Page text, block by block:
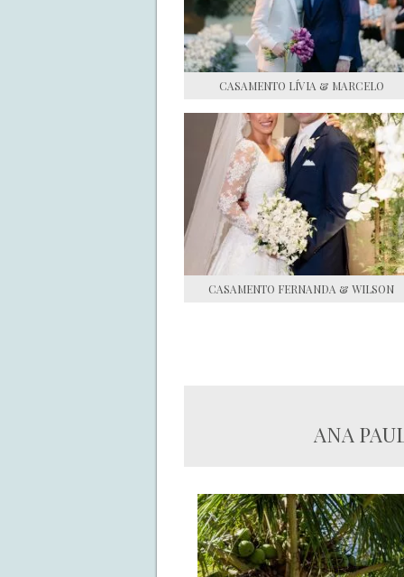
CASAMENTO LÍVIA & MARCELO
CASAMENTO FERNANDA & WILSON
ANA